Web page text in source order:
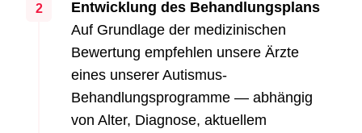
2
Entwicklung des Behandlungsplans
Auf Grundlage der medizinischen
Bewertung empfehlen unsere Ärzte
eines unserer Autismus-
Behandlungsprogramme — abhängig
von Alter, Diagnose, aktuellem